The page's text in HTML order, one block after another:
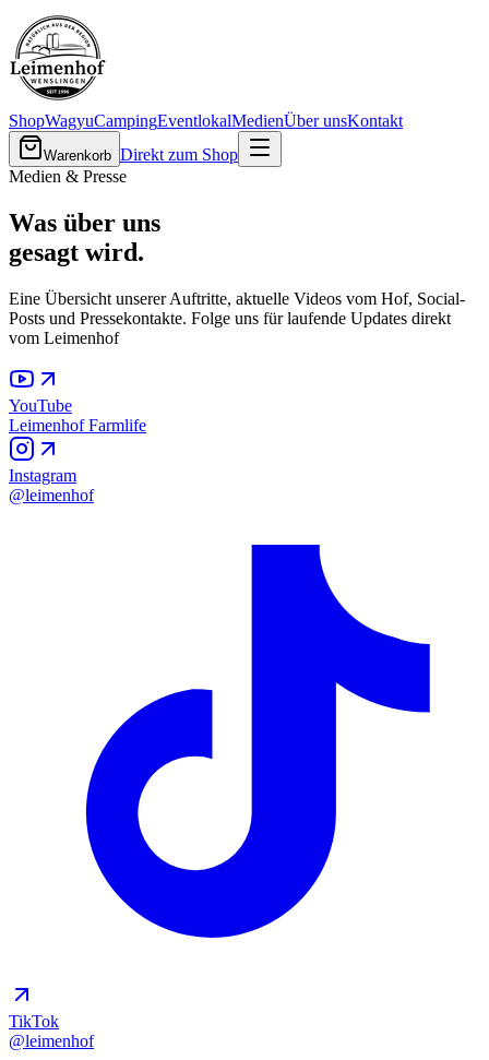
ShopWagyuCampingEventlokalMedienÜber unsKontakt
Warenkorb Direkt zum Shop
Medien & Presse
Was über uns
gesagt wird.
Eine Übersicht unserer Auftritte, aktuelle Videos vom Hof, Social-
Posts und Pressekontakte. Folge uns für laufende Updates direkt
vom Leimenhof
YouTube
Leimenhof Farmlife
Instagram
@leimenhof
TikTok
@leimenhof